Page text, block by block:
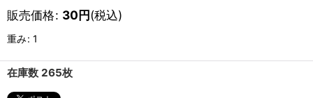
販売価格: 30円(税込)
重み: 1
在庫数 265枚